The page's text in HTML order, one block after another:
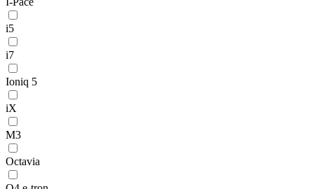
i5
i7
Ioniq 5
iX
M3
Octavia